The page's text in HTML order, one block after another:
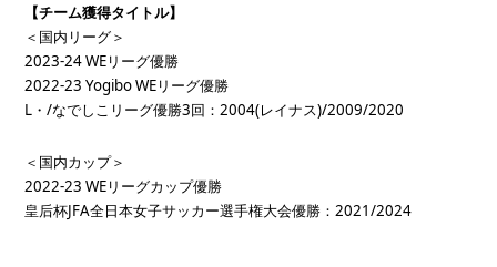
【チーム獲得タイトル】
＜国内リーグ＞
2023-24 WEリーグ優勝
2022-23 Yogibo WEリーグ優勝
L・/なでしこリーグ優勝3回：2004(レイナス)/2009/2020
＜国内カップ＞
2022-23 WEリーグカップ優勝
皇后杯JFA全日本女子サッカー選手権大会優勝：2021/2024